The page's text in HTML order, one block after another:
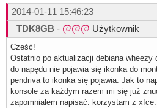
2014-01-11 15:46:23
TDK8GB - Użytkownik
Cześć!
Ostatnio po aktualizacji debiana wheezy
do napędu nie pojawia się ikonka do
pendriva to ikonka się pojawia. Jak to
konsole za każdym razem mi się już
zapomniałem napisać: korzystam z xfce.